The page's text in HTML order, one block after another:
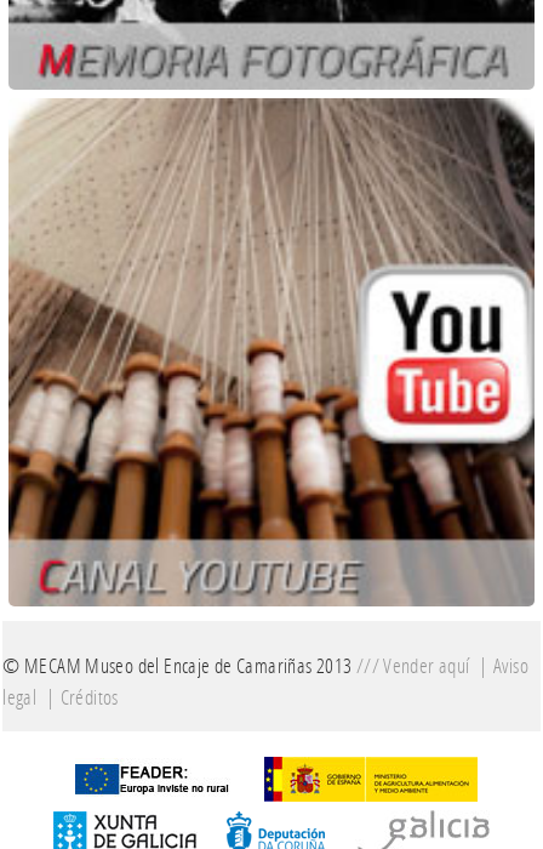
© MECAM Museo del Encaje de Camariñas 2013 ///Vender aquí|Aviso
legal
Créditos